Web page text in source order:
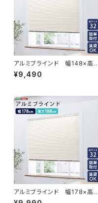
アルミブラインド 幅148×高さ
183cm SH-29-TAB148-18
3
¥9,490
アルミブラインド 幅178×高さ
108cm SH-29-TAB178-10